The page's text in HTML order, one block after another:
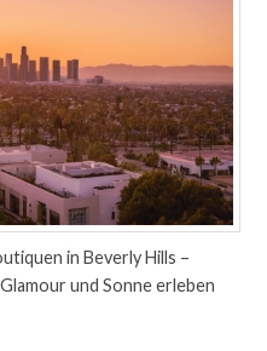
in Beverly Hills –
und Sonne erleben